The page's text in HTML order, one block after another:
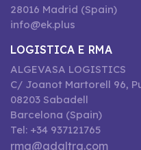
28016 Madrid (Spain)
info@ek.plus
LOGISTICA E RMA
ALGEVASA LOGISTICS
C/ Joanot Martorell 96,
08203 Sabadell
Barcelona (Spain)
Tel: +34 937121765
rma@adaltra.com